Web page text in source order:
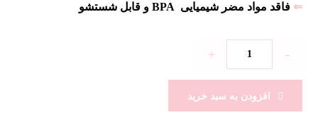
⇐فاقد مواد مضر شیمیایی BPA و قابل شستشو
-
+
افزودن به سبد خرید